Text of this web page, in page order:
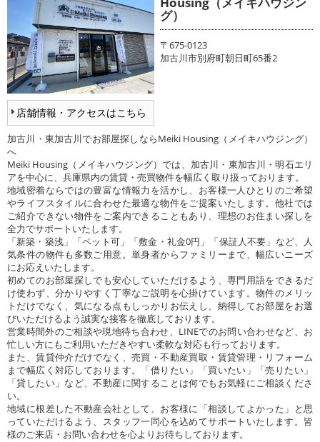
店舗情報・アクセスはこちら
グ）
〒675-0123
加古川市別府町朝日町65番2
加古川・東加古川でお部屋探しならMeiki Housing（メイキハウジング）
へ
Meiki Housing（メイキハウジング）では、加古川・東加古川・明石エリ
アを中心に、兵庫県内の賃貸・売買物件を幅広く取り扱っております。
地域密着ならではの豊富な情報力を活かし、お客様一人ひとりのご希望
やライフスタイルに合わせた最適な物件をご提案いたします。他社では
ご紹介できない物件をご案内できることもあり、理想のお住まい探しを
全力でサポートいたします。
「新築・築浅」「ペット可」「敷金・礼金0円」「保証人不要」など、人
気条件の物件も多数ご用意。単身者からファミリーまで、幅広いニーズ
にお応えいたします。
初めてのお部屋探しでも安心していただけるよう、専門用語をできるだ
け使わず、分かりやすく丁寧なご説明を心掛けています。物件のメリッ
トだけでなく、気になる点もしっかりお伝えし、納得してお部屋をお選
びいただけるよう誠実な接客を徹底しております。
営業時間外のご相談や現地待ち合わせ、LINEでのお問い合わせなど、お
忙しい方にもご利用いただきやすい柔軟な対応も行っております。
また、賃貸仲介だけでなく、売買・不動産買取・賃貸管理・リフォーム
まで幅広く対応しております。「借りたい」「買いたい」「売りたい」
「貸したい」など、不動産に関することは何でもお気軽にご相談くださ
い。
地域に根差した不動産会社として、お客様に「相談してよかった」と思
っていただけるよう、スタッフ一同心を込めてサポートいたします。皆
様のご来店・お問い合わせを心よりお待ちしております。